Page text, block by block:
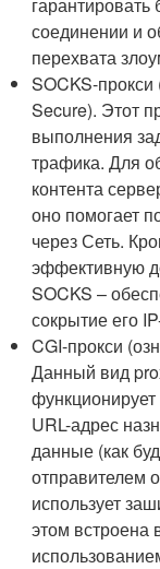
соединении и
перехвата
SOCKS-
Secure). Этот
выполнения
трафика. Для
контента
оно помогает
через Сеть.
эффективную
SOCKS –
сокрытие его
CGI-прокси
Данный вид
URL-адрес
данные (как
отправителем
использует
этом встроена